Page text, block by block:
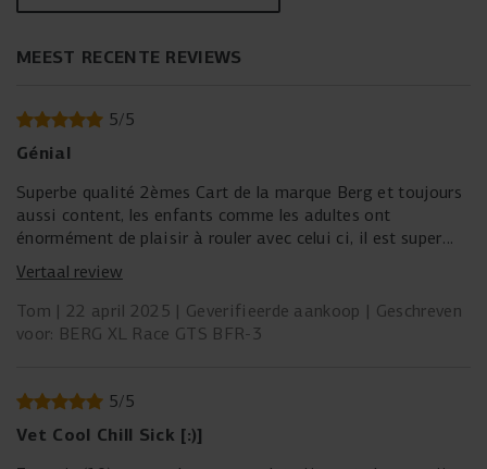
MEEST RECENTE REVIEWS
5/5
Génial
Superbe qualité 2èmes Cart de la marque Berg et toujours
aussi content, les enfants comme les adultes ont
énormément de plaisir à rouler avec celui ci, il est super
solide. Prévoir 2 heures pour le montage par un enfant de
15 ans. les instructions sont claires.
En 1 week end déjà 7h30 de conduite :-)
Vertaal review
Tom
22 april 2025 Geverifieerde aankoop
Geschreven
voor: BERG XL Race GTS BFR-3
5/5
Vet Cool Chill Sick [:)]